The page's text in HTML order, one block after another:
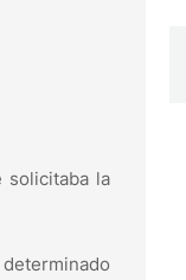
solicitaba la